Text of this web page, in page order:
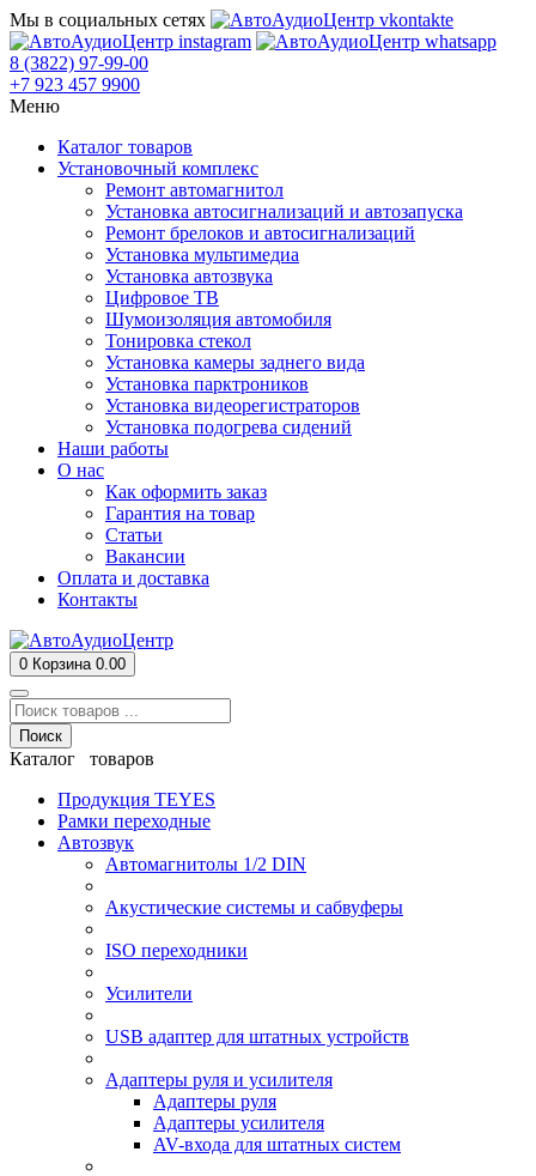
Мы в социальных сетях
8 (3822) 97-99-00
+7 923 457 9900
Меню
Каталог товаров
Установочный комплекс
Ремонт автомагнитол
Установка автосигнализаций и автозапуска
Ремонт брелоков и автосигнализаций
Установка мультимедиа
Установка автозвука
Цифровое ТВ
Шумоизоляция автомобиля
Тонировка стекол
Установка камеры заднего вида
Установка парктроников
Установка видеорегистраторов
Установка подогрева сидений
Наши работы
О нас
Как оформить заказ
Гарантия на товар
Статьи
Вакансии
Оплата и доставка
Контакты
0 Корзина 0.00
Поиск
Каталог товаров
Продукция TEYES
Рамки переходные
Автозвук
Автомагнитолы 1/2 DIN
Акустические системы и сабвуферы
ISO переходники
Усилители
USB адаптер для штатных устройств
Адаптеры руля и усилителя
Адаптеры руля
Адаптеры усилителя
AV-входа для штатных систем